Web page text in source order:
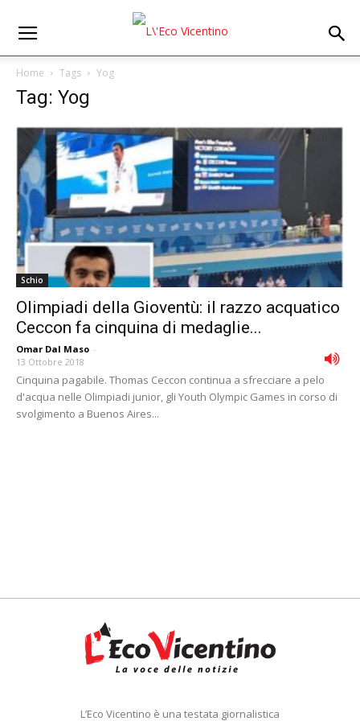
Home Tags Yog
Tag: Yog
Schio
Olimpiadi della Gioventù: il razzo acquatico
Ceccon fa cinquina di medaglie...
Omar Dal Maso -
13 Ottobre 2018
Cinquina pagabile. Thomas Ceccon continua a sfrecciare a pelo
d'acqua nelle Olimpiadi junior, gli Youth Olympic Games in corso di
svolgimento a Buenos Aires...
L’Eco Vicentino è una testata giornalistica